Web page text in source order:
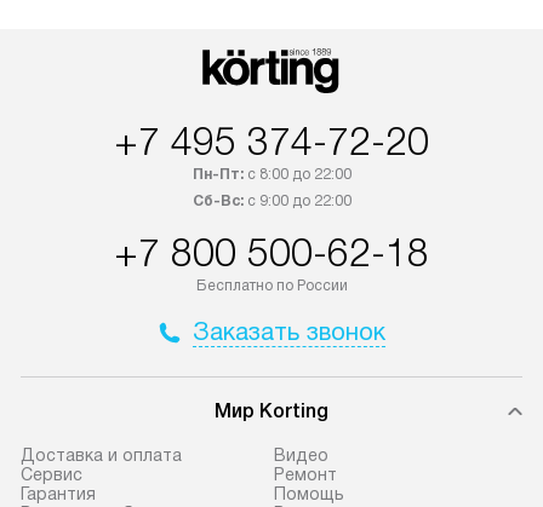
+7 495 374-72-20
Пн-Пт:с 8:00 до 22:00
Сб-Вс:с 9:00 до 22:00
+7 800 500-62-18
Бесплатно по России
Заказать звонок
Мир Korting
Доставка и оплата
Сервис
Гарантия
Видео
Ремонт
Помощь